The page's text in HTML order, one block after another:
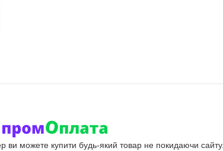
ви можете купити будь-який товар не покидаючи сайту.